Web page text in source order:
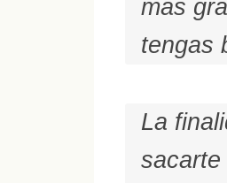
más
tengas
La
sacarte